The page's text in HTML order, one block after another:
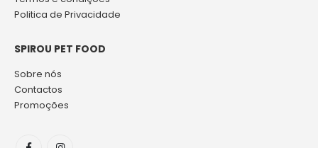
Politica de Privacidade
SPIROU PET FOOD
Sobre nós
Contactos
Promoções